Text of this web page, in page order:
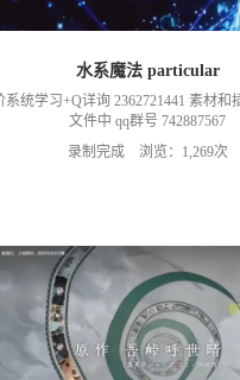
水系魔法 particular
系统学习+Q详询 2362721441 素材和
文件中 qq群号 742887567
录制完成 浏览：1,269次